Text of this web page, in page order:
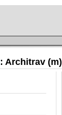
: Architrav (m)